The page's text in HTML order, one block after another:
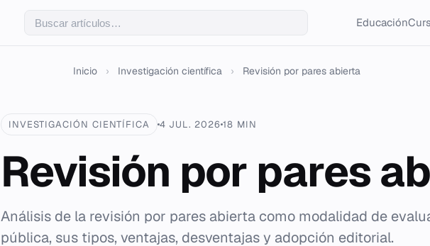
Educación
Inicio › Investigación científica › Revisión por pares abierta
INVESTIGACIÓN CIENTÍFICA 4 JUL. 202618 MIN
Revisión por pares
Análisis de la revisión por pares abierta como modalidad de
pública, sus tipos, ventajas, desventajas y adopción editorial.